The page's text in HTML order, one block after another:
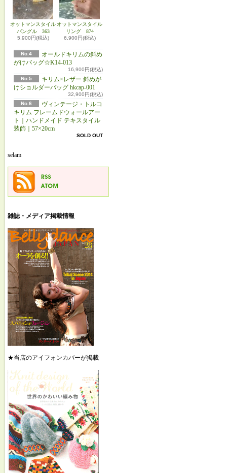
オットマンスタイル
バングル 363
5,900円(税込)
オットマンスタイル
リング 874
6,900円(税込)
No.4
オールドキリムの斜め
がけバッグ☆K14-013
16,900円(税込)
No.5
キリム×レザー 斜めが
けショルダーバッグ hkcap-001
32,900円(税込)
No.6
ヴィンテージ・トルコ
キリム フレームドウォールアー
ト｜ハンドメイド テキスタイル
装飾｜57×20cm
SOLD OUT
selam
雑誌・メディア掲載情報
★当店のアイフォンカバーが掲載